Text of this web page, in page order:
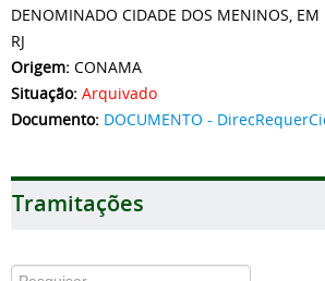
DENOMINADO CIDADE DOS MENINOS, EM
RJ
Origem: CONAMA
Situação: Arquivado
Documento: DOCUMENTO -
Tramitações